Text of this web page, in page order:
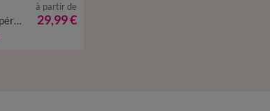
Soutien-gorge post-opératoire forme foulard en dentelle stretch - sans armatures
à partir de
29,99 €